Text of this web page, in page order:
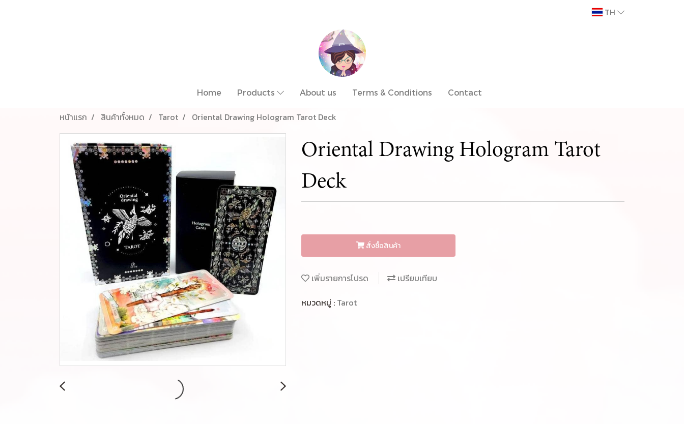
TH
Home Products About us Terms & Conditions Contact
หน้าแรก สินค้าทั้งหมด Tarot Oriental Drawing Hologram Tarot Deck
Oriental Drawing Hologram Tarot
Deck
สั่งซื้อสินค้า
เพิ่มรายการโปรด
เปรียบเทียบ
หมวดหมู่ : Tarot